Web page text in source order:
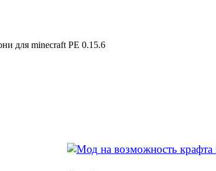
для minecraft PE 0.15.6